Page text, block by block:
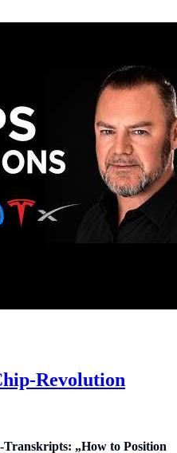
Revolution
Transkripts: „How to Position